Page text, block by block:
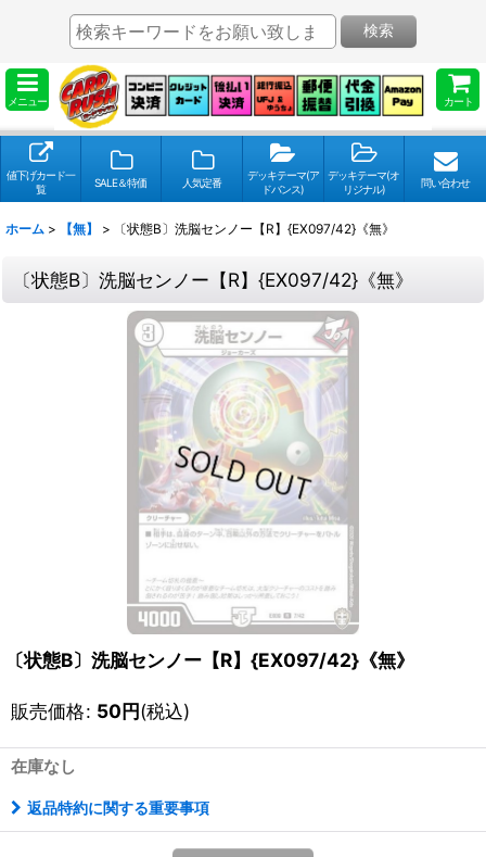
メニュー カート
検索
値下げカード一
覧
SALE＆特価 人気定番
デッキテーマ(ア
ドバンス)
デッキテーマ(オ
リジナル)
問い合わせ
ホーム > 【無】 > 〔状態B〕洗脳センノー【R】{EX097/42}《無》
〔状態B〕洗脳センノー【R】{EX097/42}《無》
〔状態B〕洗脳センノー【R】{EX097/42}《無》
販売価格: 50円(税込)
在庫なし
返品特約に関する重要事項